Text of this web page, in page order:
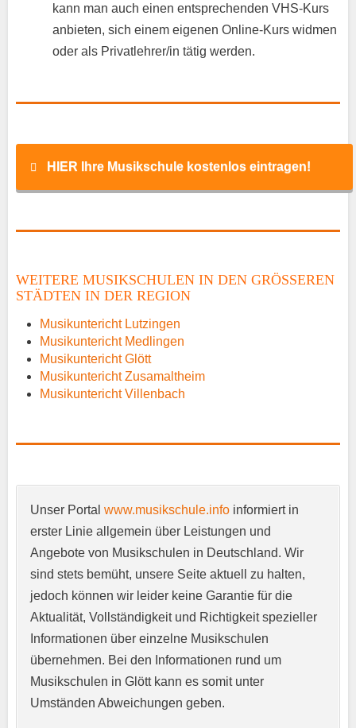
kann man auch einen entsprechenden VHS-Kurs
anbieten, sich einem eigenen Online-Kurs widmen
oder als Privatlehrer/in tätig werden.
HIER Ihre Musikschule kostenlos eintragen!
Anschrift
E-Mail-Adresse*
WEITERE MUSIKSCHULEN IN DEN GRÖSSEREN S
TÄDTEN IN DER REGION
Musikuntericht Lutzingen
Musikuntericht Medlingen
Musikuntericht Glött
Musikuntericht Zusamaltheim
Musikuntericht Villenbach
Unser Portal www.musikschule.info informiert in
erster Linie allgemein über Leistungen und
Angebote von Musikschulen in Deutschland. Wir
sind stets bemüht, unsere Seite aktuell zu halten,
jedoch können wir leider keine Garantie für die
Aktualität, Vollständigkeit und Richtigkeit spezieller
Informationen über einzelne Musikschulen
übernehmen. Bei den Informationen rund um
Musikschulen in Glött kann es somit unter
Umständen Abweichungen geben.